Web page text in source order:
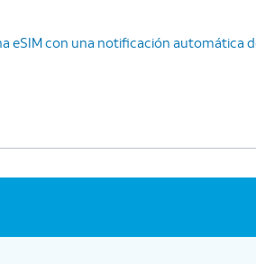
eSIM con una notificación automática